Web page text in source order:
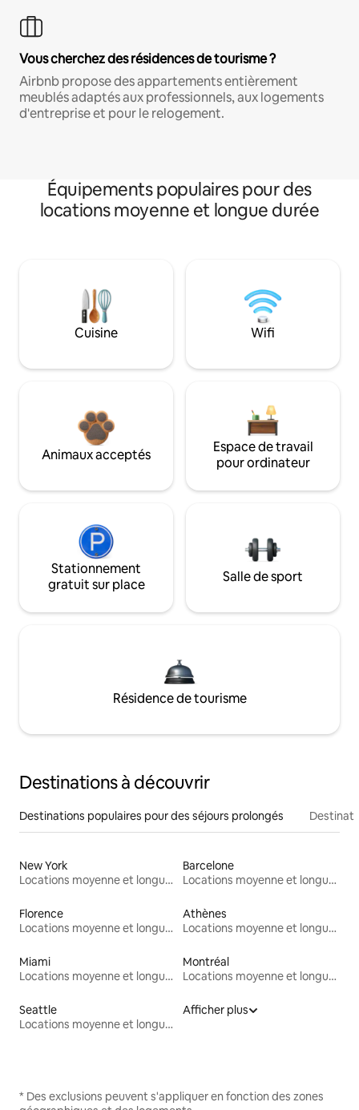
Vous cherchez des résidences de tourisme ?
Airbnb propose des appartements entièrement
meublés adaptés aux professionnels, aux logements
d'entreprise et pour le relogement.
Équipements populaires pour des
locations moyenne et longue durée
Cuisine Wifi
Animaux acceptés
Espace de travail
pour ordinateur
Stationnement
gratuit sur place
Salle de sport
Résidence de tourisme
Destinations à découvrir
Destinations populaires pour des séjours prolongés
New York
Locations moyenne et longue durée
Barcelone
Locations moyenne et longue durée
Florence
Locations moyenne et longue durée
Athènes
Locations moyenne et longue durée
Miami
Locations moyenne et longue durée
Montréal
Locations moyenne et longue durée
Seattle
Locations moyenne et longue durée
Afficher plus
* Des exclusions peuvent s'appliquer en fonction des zones